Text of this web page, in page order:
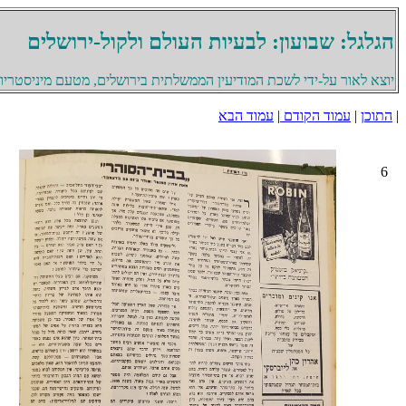
הגלגל: שבועון: לבעיות העולם ולקול-ירושלים
יוצא לאור על-ידי לשכת המודיעין הממשלתית בירושלים, מטעם
| התוכן | עמוד הקודם | עמוד הבא
6